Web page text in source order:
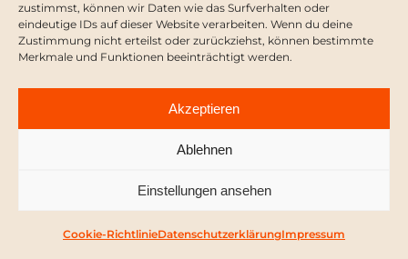
zustimmst, können wir Daten wie das Surfverhalten oder
eindeutige IDs auf dieser Website verarbeiten. Wenn du deine
Zustimmung nicht erteilst oder zurückziehst, können bestimmte
Merkmale und Funktionen beeinträchtigt werden.
Akzeptieren
Ablehnen
Einstellungen ansehen
Cookie-RichtlinieDatenschutzerklärungImpressum
%).
Politisch motivierte frauenfeindliche
Straftaten: 322 Fälle (+56,3 %), darunter
Beleidigung, Volksverhetzung und
Körperverletzung.
Diese Zahlen unterstreichen, dass Frauen
aufgrund ihres Geschlechts misshandelt,
geschlagen und ermordet werden, und betonen
die Notwendigkeit geschlechtsspezifischer